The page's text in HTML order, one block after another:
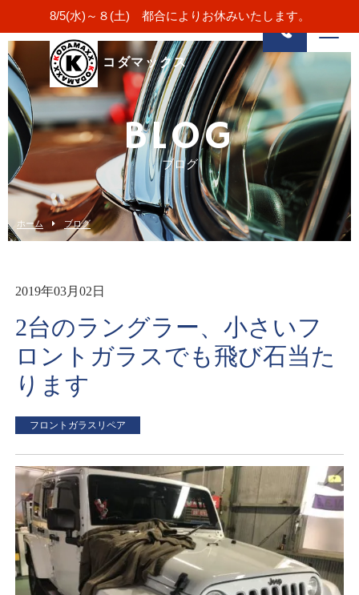
8/5(水)～８(土) 都合によりお休みいたします。
コダマックス
BLOG
ブログ
ホーム ブログ
2019年03月02日
2台のラングラー、小さいフ
ロントガラスでも飛び石当た
ります
フロントガラスリペア